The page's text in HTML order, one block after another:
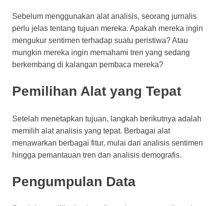
Sebelum menggunakan alat analisis, seorang jurnalis
perlu jelas tentang tujuan mereka. Apakah mereka ingin
mengukur sentimen terhadap suatu peristiwa? Atau
mungkin mereka ingin memahami tren yang sedang
berkembang di kalangan pembaca mereka?
Pemilihan Alat yang Tepat
Setelah menetapkan tujuan, langkah berikutnya adalah
memilih alat analisis yang tepat. Berbagai alat
menawarkan berbagai fitur, mulai dari analisis sentimen
hingga pemantauan tren dan analisis demografis.
Pengumpulan Data